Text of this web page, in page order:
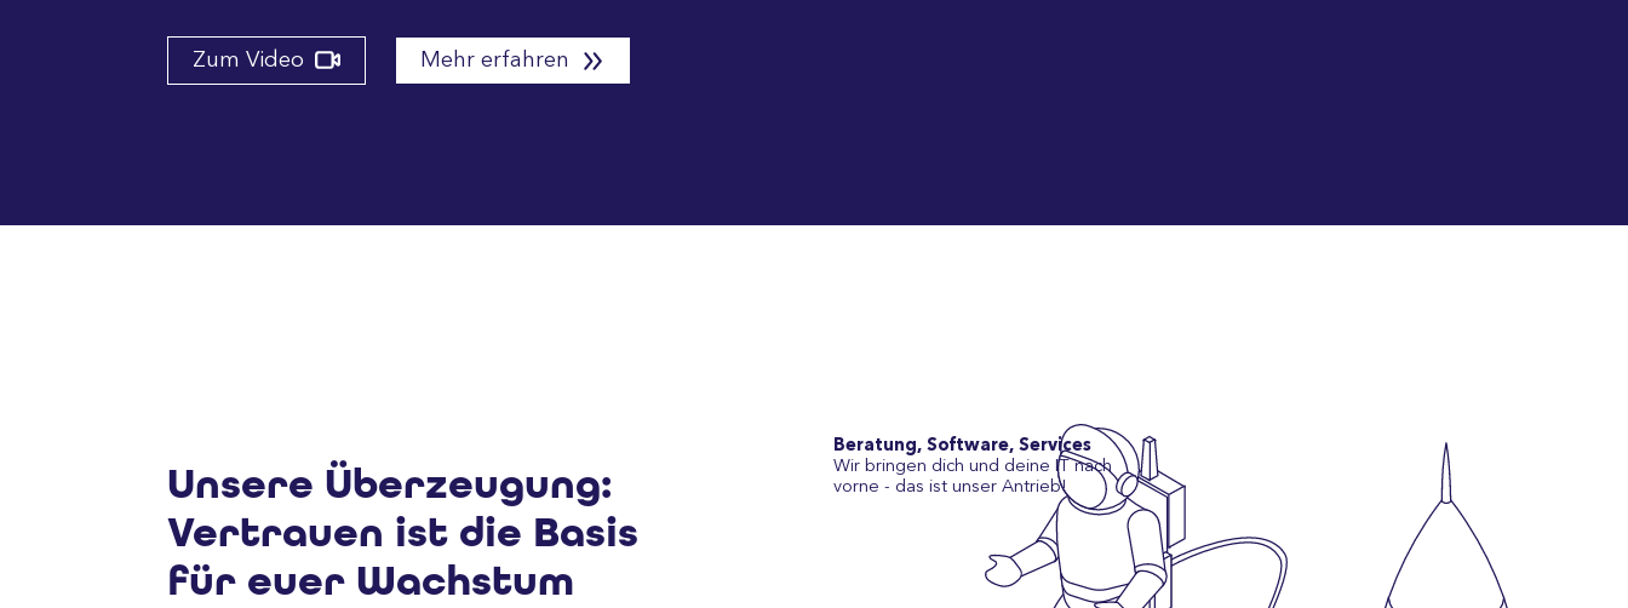
Zum Video Mehr erfahren
Unsere Überzeugung:
Vertrauen ist die Basis
für euer Wachstum
Beratung, Software, Services
Wir bringen dich und deine IT nach
vorne - das ist unser Antrieb!